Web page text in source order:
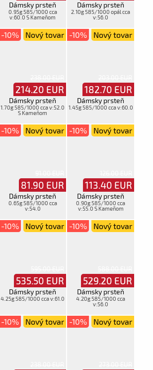
Dámsky prsteň
0.95g 585/1000 cca
v:60.0 S Kameňom
Dámsky prsteň
2.10g 585/1000 opál cca
v:56.0
-10%
214.20 EUR
Nový tovar
Dámsky prsteň
1.70g 585/1000 cca v:52.0
S Kameňom
-10%
182.70 EUR
Nový tovar
Dámsky prsteň
1.45g 585/1000 cca v:60.0
-10%
81.90 EUR
Nový tovar
Dámsky prsteň
0.65g 585/1000 cca
v:54.0
-10%
113.40 EUR
Nový tovar
Dámsky prsteň
0.90g 585/1000 cca
v:55.0 S Kameňom
-10%
535.50 EUR
Nový tovar
Dámsky prsteň
4.25g 585/1000 cca v:61.0
-10%
529.20 EUR
Nový tovar
Dámsky prsteň
4.20g 585/1000 cca
v:56.0
-10% Nový tovar -10% Nový tovar